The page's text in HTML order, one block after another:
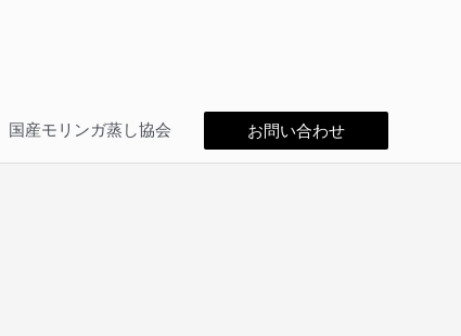
国産モリンガ蒸し協会 お問い合わせ